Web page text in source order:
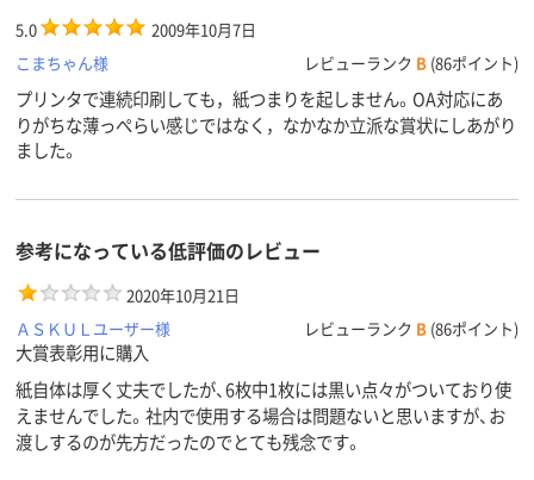
5.0
2009年10月7日
こまちゃん様
レビューランク B (86ポイント)
プリンタで連続印刷しても，紙つまりを起しません。OA対応にあ
りがちな薄っぺらい感じではなく，なかなか立派な賞状にしあがり
ました。
参考になっている低評価のレビュー
2020年10月21日
ＡＳＫＵＬユーザー様
レビューランク B (86ポイント)
大賞表彰用に購入
紙自体は厚く丈夫でしたが、6枚中1枚には黒い点々がついており使
えませんでした。社内で使用する場合は問題ないと思いますが、お
渡しするのが先方だったのでとても残念です。